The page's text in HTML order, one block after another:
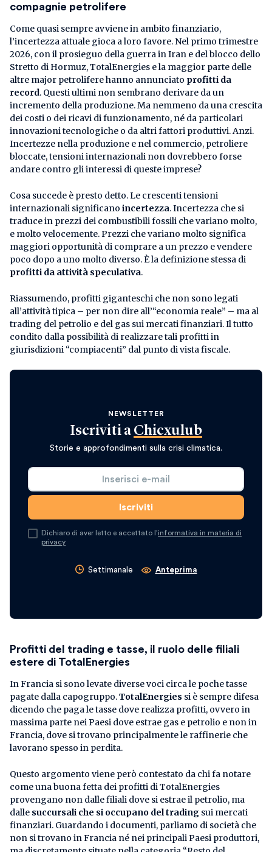
compagnie petrolifere
Come quasi sempre avviene in ambito finanziario,
l’incertezza attuale gioca a loro favore. Nel primo trimestre
2026, con il prosieguo della guerra in Iran e del blocco dello
Stretto di Hormuz, TotalEnergies e la maggior parte delle
altre major petrolifere hanno annunciato profitti da
record. Questi ultimi non sembrano derivare da un
incremento della produzione. Ma nemmeno da una crescita
dei costi o dei ricavi di funzionamento, né da particolari
innovazioni tecnologiche o da altri fattori produttivi. Anzi.
Incertezze nella produzione e nel commercio, petroliere
bloccate, tensioni internazionali non dovrebbero forse
andare contro gli interessi di queste imprese?
Cosa succede è presto detto. Le crescenti tensioni
internazionali significano incertezza. Incertezza che si
traduce in prezzi dei combustibili fossili che variano molto,
e molto velocemente. Prezzi che variano molto significa
maggiori opportunità di comprare a un prezzo e vendere
poco dopo a uno molto diverso. È la definizione stessa di
profitti da attività speculativa.
Riassumendo, profitti giganteschi che non sono legati
all’attività tipica – per non dire all’“economia reale” – ma al
trading del petrolio e del gas sui mercati finanziari. Il tutto
condito dalla possibilità di realizzare tali profitti in
giurisdizioni “compiacenti” dal punto di vista fiscale.
NEWSLETTER
Iscriviti a Chicxulub
Storie e approfondimenti sulla crisi climatica.
Dichiaro di aver letto e accettato l’informativa in materia di
privacy
Settimanale Anteprima
Profitti del trading e tasse, il ruolo delle filiali
estere di TotalEnergies
In Francia si sono levate diverse voci circa le poche tasse
pagate dalla capogruppo.TotalEnergies si è sempre difesa
dicendo che paga le tasse dove realizza profitti, ovvero in
massima parte nei Paesi dove estrae gas e petrolio e non in
Francia, dove si trovano principalmente le raffinerie che
lavorano spesso in perdita.
Questo argomento viene però contestato da chi fa notare
come una buona fetta dei profitti di TotalEnergies
provengano non dalle filiali dove si estrae il petrolio, ma
dalle succursali che si occupano del trading sui mercati
finanziari. Guardando i documenti, parliamo di società che
non si trovano in Francia né nei principali Paesi produttori,